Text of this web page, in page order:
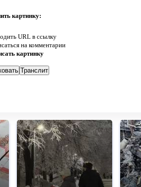
картинку:
URL в ссылку
на комментарии
картинку